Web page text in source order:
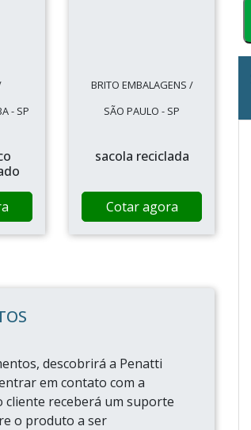
- SP
BRITO EMBALAGENS /
SÃO PAULO - SP
sacola reciclada
Cotar agora
descobrirá a Penatti
em contato com a
cliente receberá um suporte
o produto a ser